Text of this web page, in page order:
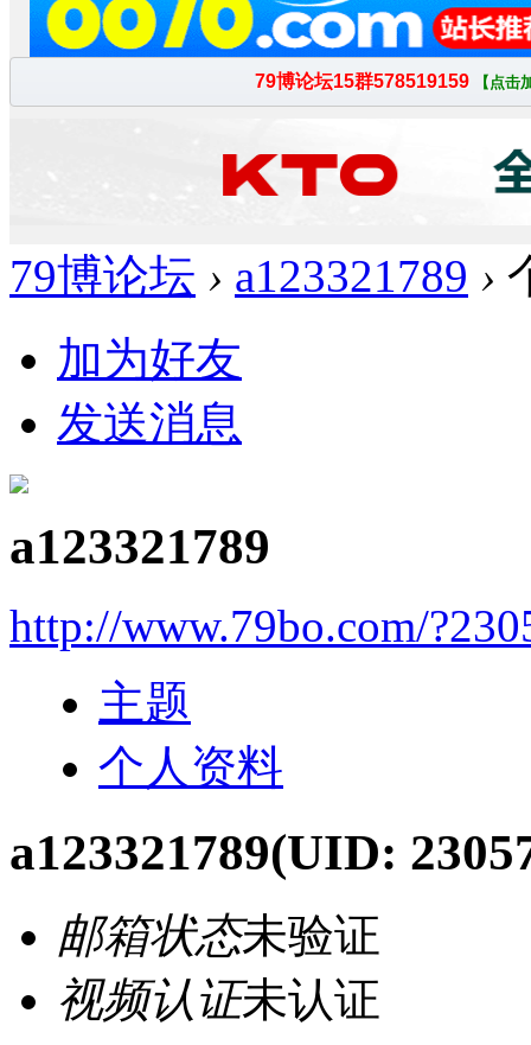
79博论坛 › a123321789 ›
加为好友
发送消息
a123321789
http://www.79bo.com/
主题
个人资料
a123321789(UID:
邮箱状态未验证
视频认证未认证